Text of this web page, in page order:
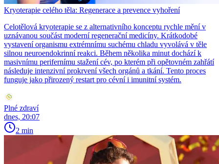
Kryoterapie celého těla: Regenerace a prevence vyhoření
Celotělová kryoterapie se z alternativního konceptu rychle mění v
uznávanou součást moderní regenerační medicíny. Krátkodobé
vystavení organismu extrémnímu suchému chladu vyvolává v těle
silnou neuroendokrinní reakci. Během několika minut dochází k
masivnímu perifernímu stažení cév, po kterém při opětovném zahřátí
následuje intenzivní prokrvení všech orgánů a tkání. Tento proces
funguje jako přirozený restart pro cévní i imunitní systém.
Plné zdraví
dnes, 20:07
2 min